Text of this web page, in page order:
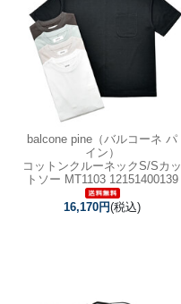
balcone pine（バルコーネ パ
イン）
コットンクルーネックS/Sカッ
トソー MT1103 12151400139
16,170円(税込)